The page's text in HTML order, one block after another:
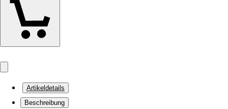
Artikeldetails
Beschreibung